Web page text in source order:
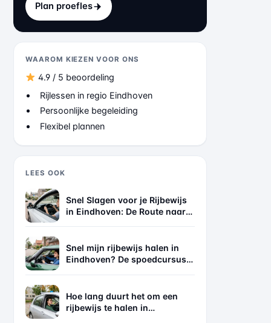
Plan proefles
WAAROM KIEZEN VOOR ONS
4.9 / 5 beoordeling
Rijlessen in regio Eindhoven
Persoonlijke begeleiding
Flexibel plannen
LEES OOK
Snel Slagen voor je Rijbewijs
in Eindhoven: De Route naar
Snel mijn rijbewijs halen in
Eindhoven? De spoedcursus
Hoe lang duurt het om een
rijbewijs te halen in